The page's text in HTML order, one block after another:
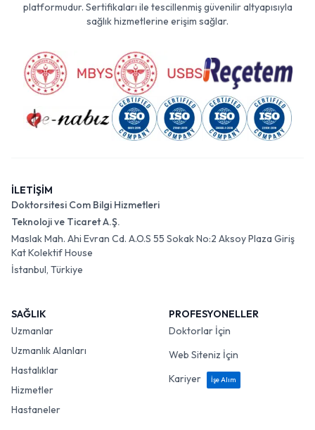
platformudur. Sertifikaları ile tescillenmiş güvenilir altyapısıyla
sağlık hizmetlerine erişim sağlar.
İLETİŞİM
Doktorsitesi Com Bilgi Hizmetleri
Teknoloji ve Ticaret A.Ş.
Maslak Mah. Ahi Evran Cd. A.O.S 55 Sokak No:2 Aksoy Plaza Giriş
Kat Kolektif House
İstanbul, Türkiye
SAĞLIK
Uzmanlar
Uzmanlık Alanları
Hastalıklar
Hizmetler
Hastaneler
PROFESYONELLER
Doktorlar İçin
Web Siteniz İçin
Kariyer
İşe Alım